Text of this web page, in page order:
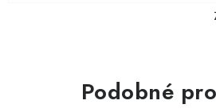
Podobné